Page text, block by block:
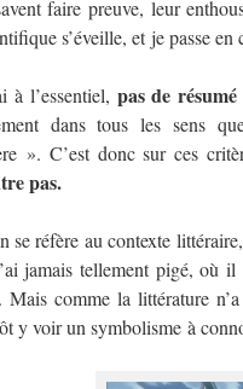
faire preuve, leur
s’éveille, et je passe
à l’essentiel, pas de
dans tous les sens
». C’est donc sur ces
pas.
se réfère au contexte
jamais tellement pigé, où
Mais comme la littérature
y voir un symbolisme à